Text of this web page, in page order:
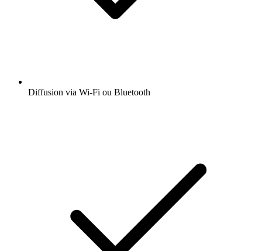
Diffusion via Wi-Fi ou Bluetooth